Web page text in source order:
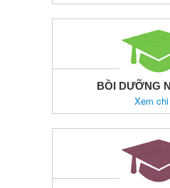
BỒI DƯỠNG
Xem